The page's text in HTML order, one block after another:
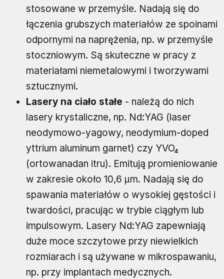
stosowane w przemyśle. Nadają się do
łączenia grubszych materiałów ze spoinami
odpornymi na naprężenia, np. w przemyśle
stoczniowym. Są skuteczne w pracy z
materiałami niemetalowymi i tworzywami
sztucznymi.
Lasery na ciało stałe - należą do nich
lasery krystaliczne, np. Nd:YAG (laser
neodymowo-yagowy, neodymium-doped
yttrium aluminum garnet) czy YVO₄
(ortowanadan itru). Emitują promieniowanie
w zakresie około 10,6 µm. Nadają się do
spawania materiałów o wysokiej gęstości i
twardości, pracując w trybie ciągłym lub
impulsowym. Lasery Nd:YAG zapewniają
duże moce szczytowe przy niewielkich
rozmiarach i są używane w mikrospawaniu,
np. przy implantach medycznych.